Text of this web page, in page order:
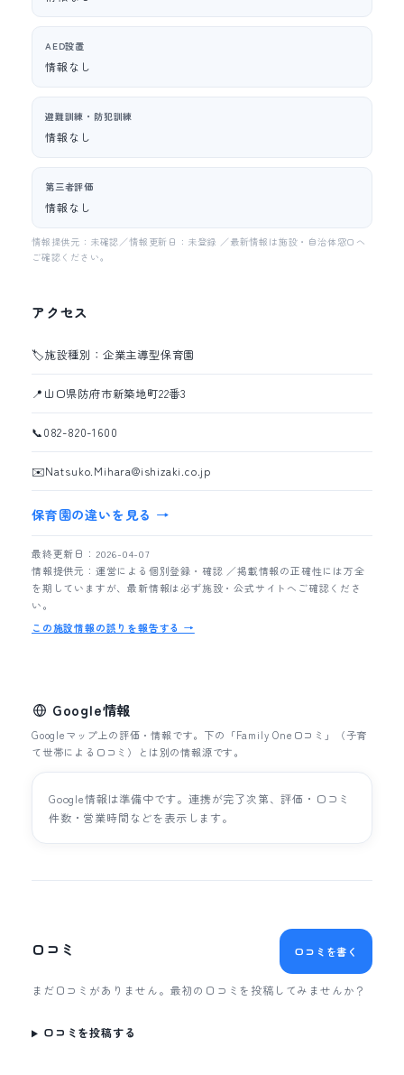
AED設置
情報なし
避難訓練・防犯訓練
情報なし
第三者評価
情報なし
情報提供元：未確認／情報更新日：未登録 ／最新情報は施設・自治体窓口へ
ご確認ください。
アクセス
🏷️施設種別：企業主導型保育園
📍 山口県防府市新築地町22番3
📞082-820-1600
✉️Natsuko.Mihara@ishizaki.co.jp
保育園の違いを見る →
最終更新日：2026-04-07
情報提供元：運営による個別登録・確認 ／掲載情報の正確性には万全
を期していますが、最新情報は必ず施設・公式サイトへご確認くださ
い。
この施設情報の誤りを報告する →
Google情報
Googleマップ上の評価・情報です。下の「Family One口コミ」（子育
て世帯による口コミ）とは別の情報源です。
Google情報は準備中です。連携が完了次第、評価・口コミ
件数・営業時間などを表示します。
口コミ 口コミを書く
まだ口コミがありません。最初の口コミを投稿してみませんか？
口コミを投稿する